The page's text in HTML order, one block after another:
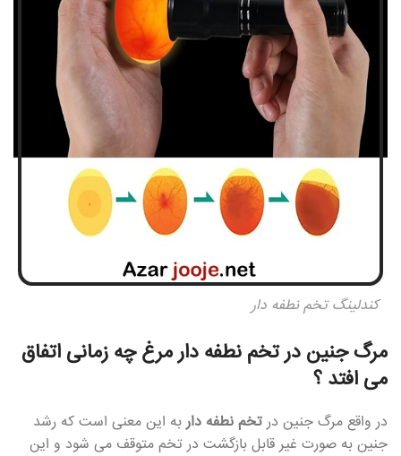
کندلینگ تخم نطفه دار
مرگ جنین در تخم نطفه دار مرغ چه زمانی اتفاق
می افتد ؟
در واقع مرگ جنین درتخم نطفه داربه این معنی است که رشد
جنین به صورت غیر قابل بازگشت در تخم متوقف می شود و این